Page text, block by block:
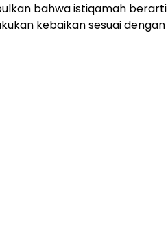
bahwa istiqamah
kebaikan sesuai